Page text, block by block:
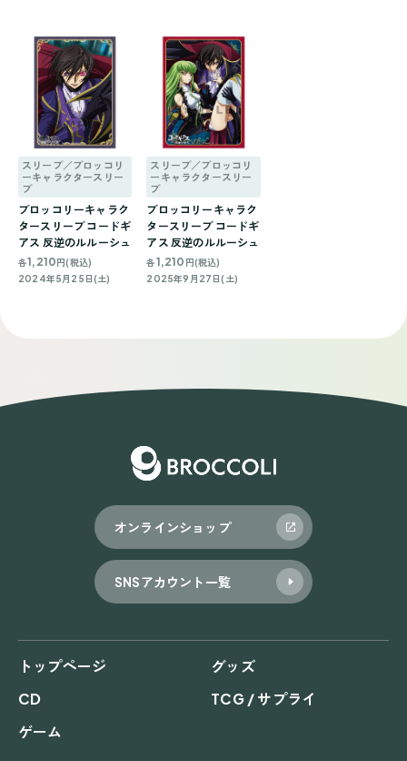
スリーブ／ブロッコリ
ーキャラクタースリー
ブ
ブロッコリーキャラク
タースリーブ コードギ
アス 反逆のルルーシュ
各1,210円(税込)
2024年5月25日(土)
スリーブ／ブロッコリ
ーキャラクタースリー
ブ
ブロッコリーキャラク
タースリーブ コードギ
アス 反逆のルルーシュ
各1,210 円(税込)
2025年9月27日(土)
オンラインショップ
SNSアカウント一覧
トップページ
グッズ
CD
TCG / サプライ
ゲーム